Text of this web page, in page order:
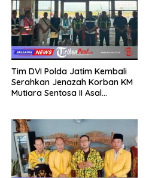
Tim DVI Polda Jatim Kembali
Serahkan Jenazah Korban KM
Mutiara Sentosa II Asal